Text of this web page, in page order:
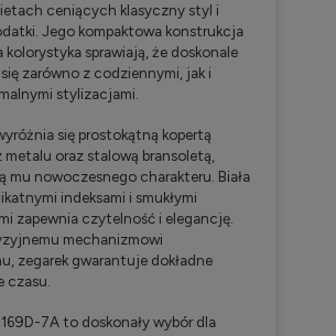
ceniących klasyczny styl i
Jego kompaktowa konstrukcja
kolorystyka sprawiają, że doskonale
zarówno z codziennymi, jak i
stylizacjami.
się prostokątną kopertą
metalu oraz stalową bransoletą,
mu nowoczesnego charakteru. Biała
indeksami i smukłymi
zapewnia czytelność i elegancję.
mechanizmowi
zegarek gwarantuje dokładne
czasu.
7A to doskonały wybór dla